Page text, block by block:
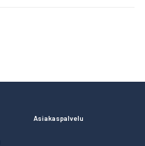
Asiakaspalvelu